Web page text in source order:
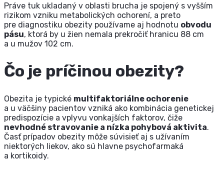
Práve tuk ukladaný v oblasti brucha je spojený s vyšším
rizikom vzniku metabolických ochorení, a preto
pre diagnostiku obezity používame aj hodnotu obvodu
pásu, ktorá by u žien nemala prekročiť hranicu 88 cm
a u mužov 102 cm.
Čo je príčinou obezity?
Obezita je typické multifaktoriálne ochorenie
a u väčšiny pacientov vzniká ako kombinácia genetickej
predispozície a vplyvu vonkajších faktorov, čiže
nevhodné stravovanie a nízka pohybová aktivita.
Časť prípadov obezity môže súvisieť aj s užívaním
niektorých liekov, ako sú hlavne psychofarmaká
a kortikoidy.